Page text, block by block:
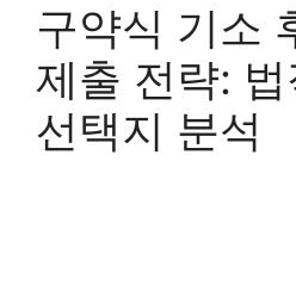
구약식 기소
제출 전략:
선택지 분석